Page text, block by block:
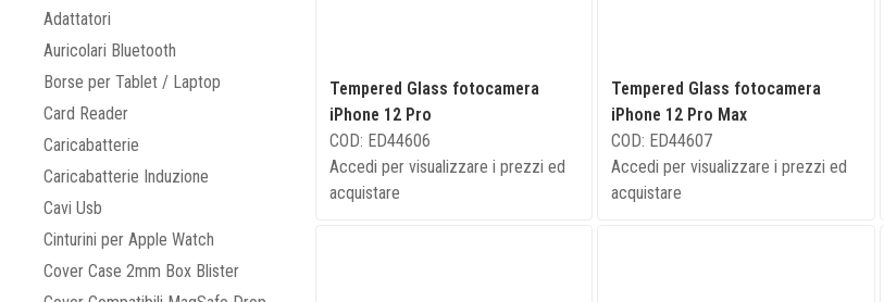
Adattatori
Auricolari Bluetooth
Borse per Tablet / Laptop
Card Reader
Caricabatterie
Caricabatterie Induzione
Cavi Usb
Cinturini per Apple Watch
Cover Case 2mm Box Blister
Tempered Glass fotocamera
iPhone 12 Pro
COD: ED44606
Accedi per visualizzare i prezzi ed
acquistare
Tempered Glass fotocamera
iPhone 12 Pro Max
COD: ED44607
Accedi per visualizzare i prezzi ed
acquistare